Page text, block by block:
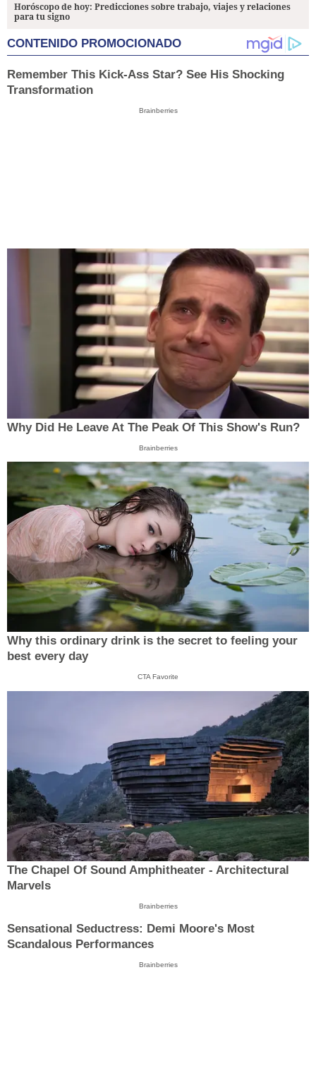
Horóscopo de hoy: Predicciones sobre trabajo, viajes y relaciones
para tu signo
CONTENIDO PROMOCIONADO
Remember This Kick-Ass Star? See His Shocking
Transformation
Brainberries
Why Did He Leave At The Peak Of This Show's Run?
Brainberries
Why this ordinary drink is the secret to feeling your
best every day
CTA Favorite
The Chapel Of Sound Amphitheater - Architectural
Marvels
Brainberries
Sensational Seductress: Demi Moore's Most
Scandalous Performances
Brainberries